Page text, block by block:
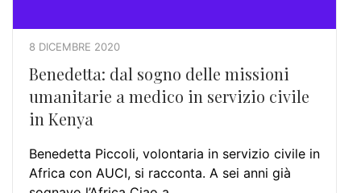
8 DICEMBRE 2020
Benedetta: dal sogno delle missioni
umanitarie a medico in servizio civile
in Kenya
Benedetta Piccoli, volontaria in servizio civile in
Africa con AUCI, si racconta. A sei anni già